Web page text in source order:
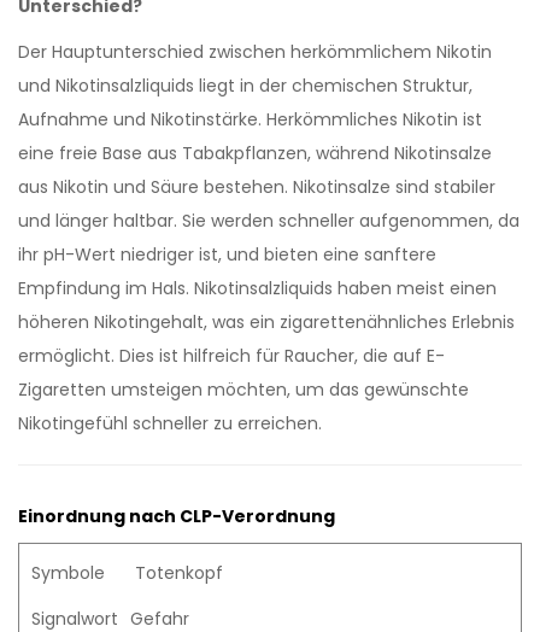
Unterschied?
Der Hauptunterschied zwischen herkömmlichem Nikotin
und Nikotinsalzliquids liegt in der chemischen Struktur,
Aufnahme und Nikotinstärke. Herkömmliches Nikotin ist
eine freie Base aus Tabakpflanzen, während Nikotinsalze
aus Nikotin und Säure bestehen. Nikotinsalze sind stabiler
und länger haltbar. Sie werden schneller aufgenommen, da
ihr pH-Wert niedriger ist, und bieten eine sanftere
Empfindung im Hals. Nikotinsalzliquids haben meist einen
höheren Nikotingehalt, was ein zigarettenähnliches Erlebnis
ermöglicht. Dies ist hilfreich für Raucher, die auf E-
Zigaretten umsteigen möchten, um das gewünschte
Nikotingefühl schneller zu erreichen.
Einordnung nach CLP-Verordnung
Symbole
Totenkopf
Signalwort Gefahr